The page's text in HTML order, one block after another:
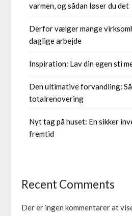
varmen, og sådan løser du det
Derfor vælger mange
daglige arbejde
Inspiration: Lav din egen sti
Den ultimative forvandling:
totalrenovering
Nyt tag på huset: En sikker
fremtid
Recent Comments
Der er ingen kommentarer at